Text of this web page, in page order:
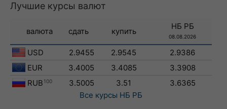
Лучшие курсы валют
валюта сдать купить
НБ РБ
08.08.2026
USD 2.9455 2.9545
2.9386
EUR
3.4005 3.4085
3.3908
RUB 100 3.5005 3.51
3.6365
Все курсы НБ РБ